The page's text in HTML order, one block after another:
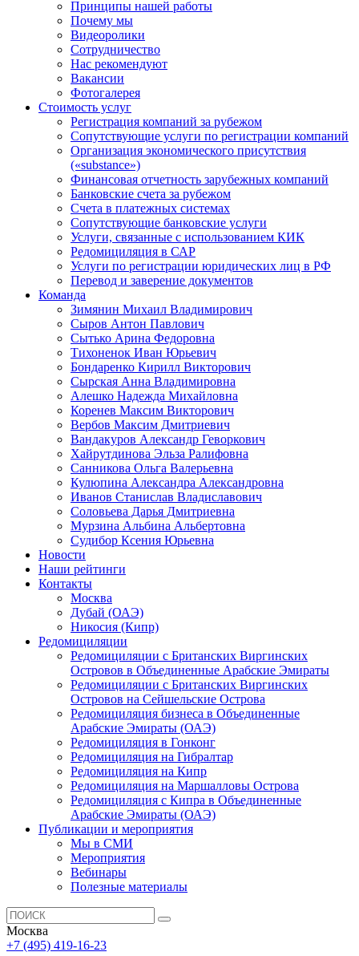
Принципы нашей работы
Почему мы
Видеоролики
Сотрудничество
Нас рекомендуют
Вакансии
Фотогалерея
Стоимость услуг
Регистрация компаний за рубежом
Сопутствующие услуги по регистрации компаний
Организация экономического присутствия
(«substance»)
Финансовая отчетность зарубежных компаний
Банковские счета за рубежом
Счета в платежных системах
Сопутствующие банковские услуги
Услуги, связанные с использованием КИК
Редомициляция в САР
Услуги по регистрации юридических лиц в РФ
Перевод и заверение документов
Команда
Зимянин Михаил Владимирович
Сыров Антон Павлович
Сытько Арина Федоровна
Тихоненок Иван Юрьевич
Бондаренко Кирилл Викторович
Сырская Анна Владимировна
Алешко Надежда Михайловна
Коренев Максим Викторович
Вербов Максим Дмитриевич
Вандакуров Александр Геворкович
Хайрутдинова Эльза Ралифовна
Санникова Ольга Валерьевна
Кулюпина Александра Александровна
Иванов Станислав Владиславович
Соловьева Дарья Дмитриевна
Мурзина Альбина Альбертовна
Судибор Ксения Юрьевна
Новости
Наши рейтинги
Контакты
Москва
Дубай (ОАЭ)
Никосия (Кипр)
Редомициляции
Редомициляции с Британских Виргинских
Островов в Объединенные Арабские Эмираты
Редомициляции с Британских Виргинских
Островов на Сейшельские Острова
Редомициляция бизнеса в Объединенные
Арабские Эмираты (ОАЭ)
Редомициляция в Гонконг
Редомициляция на Гибралтар
Редомициляция на Кипр
Редомициляция на Маршалловы Острова
Редомициляция с Кипра в Объединенные
Арабские Эмираты (ОАЭ)
Публикации и мероприятия
Мы в СМИ
Мероприятия
Вебинары
Полезные материалы
Москва
+7 (495) 419-16-23